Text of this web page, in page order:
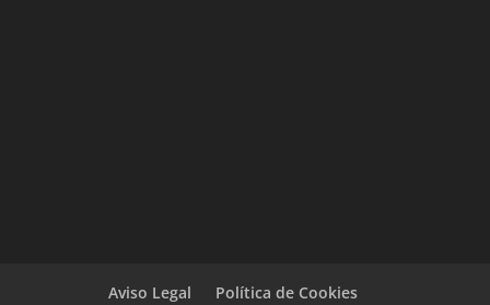
Aviso Legal
Política de Cookies